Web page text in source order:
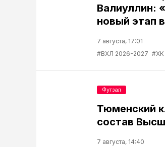
Валиуллин:
новый этап
7 августа, 17:01
#ВХЛ 2026-2027 #ХК
Тюменский
состав
7 августа, 14:40
Футзал